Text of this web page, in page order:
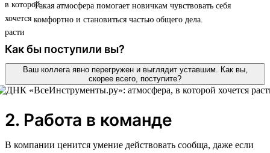
Такая атмосфера помогает новичкам чувствовать себя
комфортно и становиться частью общего дела.
Как бы поступили вы?
Ваш коллега явно перегружен и выглядит уставшим. Как вы,
скорее всего, поступите?
2. Работа в команде
В компании ценится умение действовать сообща, даже если